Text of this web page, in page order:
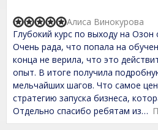
5
R
a
t
e
d
5
,
0
o
u
t
Глубокий курс по выходу на
Очень рада, что попала на
конца не верила, что это
опыт. В итоге получила
мельчайших шагов. Что самое
стратегию запуска бизнеса,
Отдельно спасибо ребятам из
Алиса Винокурова